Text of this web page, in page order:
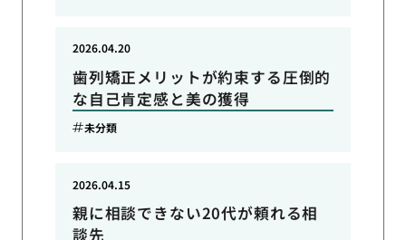
歯列矯正メリットが約束する圧倒的
な自己肯定感と美の獲得
2026.04.20
未分類
親に相談できない20代が頼れる相
談先
2026.04.15